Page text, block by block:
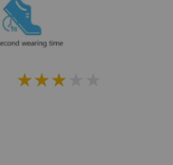
★★★★★
★★★★★